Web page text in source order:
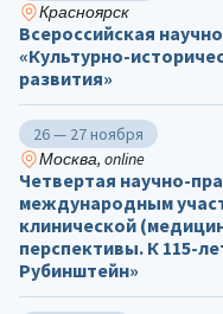
Красноярск
Всероссийская
«Культурно-
развития»
26 — 27 ноября
Москва, online
Четвертая научно-
международным
клинической
перспективы. К 115-
Рубинштейн»